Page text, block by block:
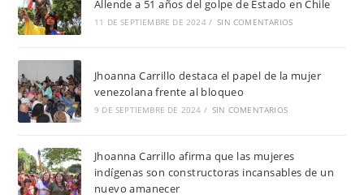
Allende a 51 años del golpe de Estado en Chile
11 DE SEPTIEMBRE DE 2024 / SIN COMENTARIOS
Jhoanna Carrillo destaca el papel de la mujer
venezolana frente al bloqueo
9 DE SEPTIEMBRE DE 2024 / SIN COMENTARIOS
Jhoanna Carrillo afirma que las mujeres
indígenas son constructoras incansables de un
nuevo amanecer